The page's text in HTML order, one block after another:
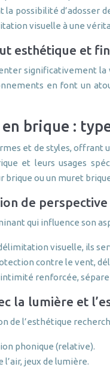
possibilité d’adosser
visuelle à une
esthétique et
significativement
en font un
brique :
et de styles,
et leurs usages
brique ou un muret
de
qui influence son
visuelle, ils
contre le vent,
renforcée,
la lumière et
de l’esthétique
phonique (relative).
jeux de lumière.